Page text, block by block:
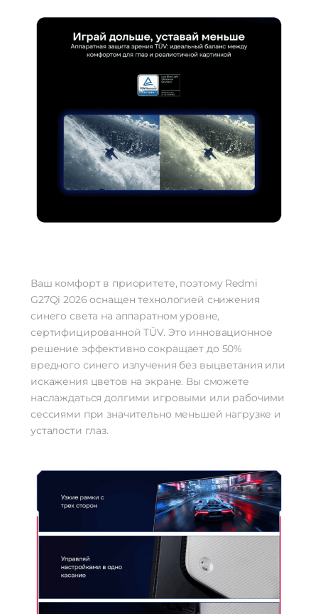
Ваш комфорт в приоритете, поэтому Redmi
G27Qi 2026 оснащен технологией снижения
синего света на аппаратном уровне,
сертифицированной TÜV. Это инновационное
решение эффективно сокращает до 50%
вредного синего излучения без выцветания или
искажения цветов на экране. Вы сможете
наслаждаться долгими игровыми или рабочими
сессиями при значительно меньшей нагрузке и
усталости глаз.